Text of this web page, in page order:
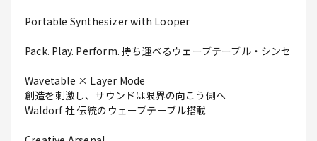
Portable Synthesizer with Looper
Pack. Play. Perform. 持ち運べるウェーブテーブル・シンセ
Wavetable × Layer Mode
創造を刺激し、サウンドは限界の向こう側へ
Waldorf 社 伝統のウェーブテーブル搭載